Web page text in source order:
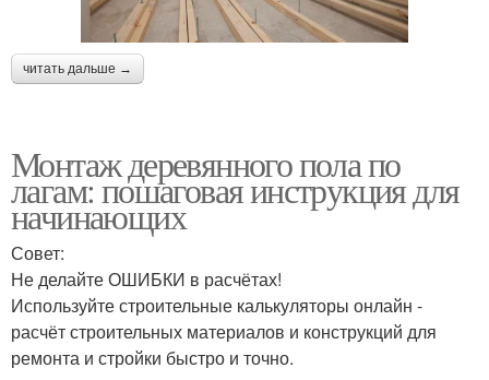
читать дальше →
Монтаж деревянного пола по
лагам: пошаговая инструкция для
начинающих
Совет:
Не делайте ОШИБКИ в расчётах!
Используйте строительные калькуляторы онлайн -
расчёт строительных материалов и конструкций для
ремонта и стройки быстро и точно.